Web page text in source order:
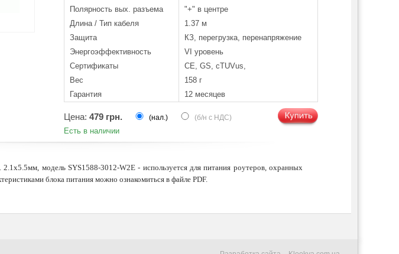
Полярность вых. разъема
"+" в центре
Длина / Тип кабеля
1.37 м
Защита
КЗ, перегрузка, перенапряжение
Энергоэффективность
VI уровень
Cертификаты
CE, GS, cTUVus,
Вес
158 г
Гарантия
12 месяцев
Цена: 479 грн. (нал.) (б/н с НДС)
Есть в наличии
модель SYS1588-3012-W2E - используется для питания роутеров, охранных
блока питания можно ознакомиться в файле PDF.